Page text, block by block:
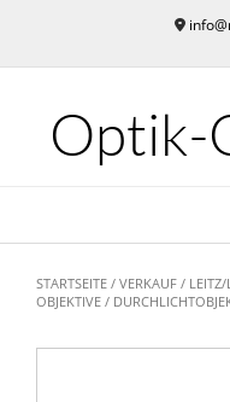
content
Optik-
STARTSEITE / VERKAUF / LEITZ/
OBJEKTIVE /